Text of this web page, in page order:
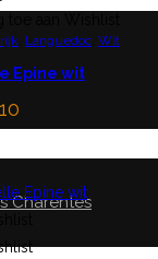
Charentes
toe aan Wishlist
Languedoc Wit
Epine wit